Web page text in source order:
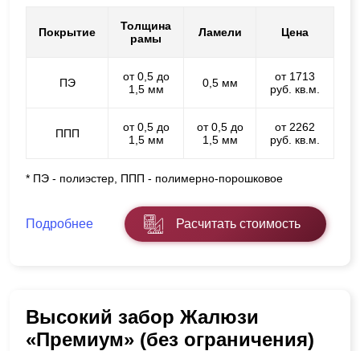
Покрытие
Толщина
рамы
Ламели Цена
ПЭ
от 0,5 до
1,5 мм
0,5 мм
от 1713
руб. кв.м.
ППП
от 0,5 до
1,5 мм
от 0,5 до
1,5 мм
от 2262
руб. кв.м.
* ПЭ - полиэстер, ППП - полимерно-порошковое
Подробнее Расчитать стоимость
Высокий забор Жалюзи
«Премиум» (без ограничения)